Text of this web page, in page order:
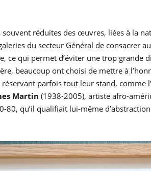
réduites des œuvres, liées à la
du secteur Général de consacrer
ce qui permet d’éviter une trop grande
beaucoup ont choisi de mettre à
parfois tout leur stand, comme
Martin (1938-2005), artiste afro-
80, qu’il qualifiait lui-même